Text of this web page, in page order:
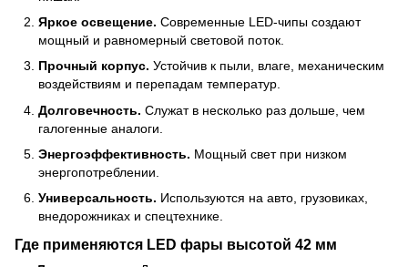
Яркое освещение. Современные LED-чипы создают
мощный и равномерный световой поток.
Прочный корпус. Устойчив к пыли, влаге, механическим
воздействиям и перепадам температур.
Долговечность. Служат в несколько раз дольше, чем
галогенные аналоги.
Энергоэффективность. Мощный свет при низком
энергопотреблении.
Универсальность. Используются на авто, грузовиках,
внедорожниках и спецтехнике.
Где применяются LED фары высотой 42 мм